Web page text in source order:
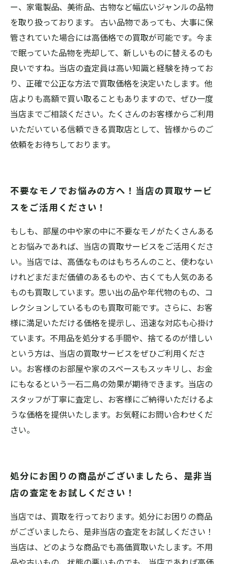
ー、家電製品、美術品、古物など幅広いジャンルの品物
を取り扱っております。 古い品物であっても、大事に保
管されていた場合には高価格での買取が可能です。今ま
で眠っていた品物を売却して、新しいものに替えるのも
良いですね。当店の査定員は高い知識と経験を持ってお
り、正確で公正な方法で買取価格を決定いたします。他
店よりも高額で買い取ることもありますので、ぜひ一度
当店までご相談ください。たくさんのお客様からご利用
いただいている信頼できる買取店として、皆様からのご
依頼をお待ちしております。
不要なモノでお悩みの方へ！当店の買取サービ
スをご活用ください！
もしも、部屋の中や家の中に不要なモノがたくさんある
とお悩みであれば、当店の買取サービスをご活用くださ
い。当店では、高価なものはもちろんのこと、使わない
けれどまだまだ価値のあるものや、古くても人気のある
ものも買取しています。思い出の品や年代物のもの、コ
レクションしているものも買取可能です。さらに、お客
様に満足いただける価格を提示し、迅速な対応も心掛け
ています。不用品を処分する手間や、捨てるのが惜しい
という方は、当店の買取サービスをぜひご利用くださ
い。お客様のお部屋や家のスペースもスッキリし、お金
にもなるという一石二鳥の効果が期待できます。当店の
スタッフが丁寧に査定し、お客様にご納得いただけるよ
うな価格を提供いたします。お気軽にお問い合わせくだ
さい。
処分にお困りの商品がございましたら、是非当
店の査定をお試しください！
当店では、買取を行っております。処分にお困りの商品
がございましたら、是非当店の査定をお試しください！
当店は、どのような商品でも高価買取いたします。不用